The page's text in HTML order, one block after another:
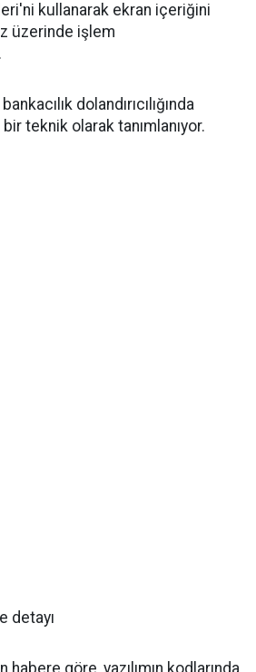
kullanarak ekran içeriğini
üzerinde işlem
dolandırıcılığında
teknik olarak tanımlanıyor.
detayı
göre, yazılımın kodlarında